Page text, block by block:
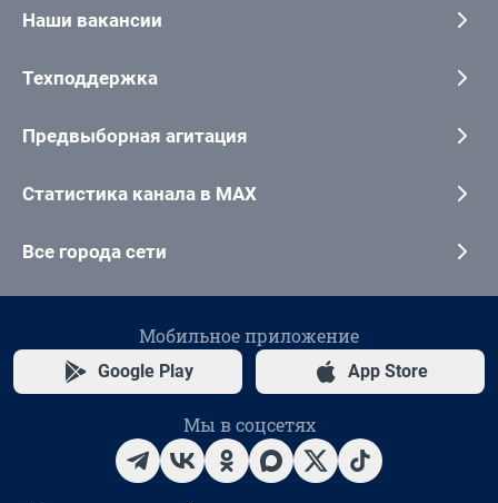
Наши вакансии
Техподдержка
Предвыборная агитация
Статистика канала в MAX
Все города сети
Мобильное приложение
Google Play App Store
Мы в соцсетях